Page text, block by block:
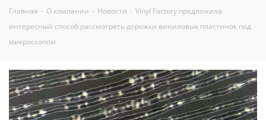
Главная - О компании - Новости - Vinyl Factory предложила
интересный способ рассмотреть дорожки виниловых пластинок под
микроскопом